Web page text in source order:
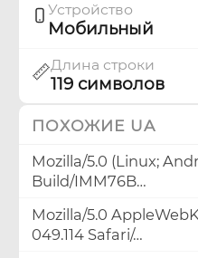
Устройство
Мобильный
📏Длина строки
119 символов
ПОХОЖИЕ UA
Mozilla/5.0 (Linux;
Build/IMM76B…
Mozilla/5.0
049.114 Safari/…